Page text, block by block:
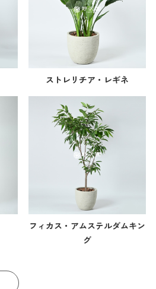
ストレリチア・レギネ
フィカス・アムステルダムキン
グ